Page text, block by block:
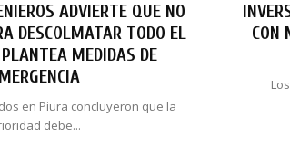
ADVIERTE QUE NO
DESCOLMATAR TODO EL
MEDIDAS DE
en Piura concluyeron que la
debe...
CON